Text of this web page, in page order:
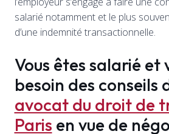
salarié notamment et le plus
d’une indemnité transactionnelle.
Vous êtes salarié et
besoin des conseils
avocat du droit de
Paris en vue de